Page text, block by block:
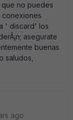
no puedes
conexiones
' discard' los
asegurate
buenas
saludos,
ago